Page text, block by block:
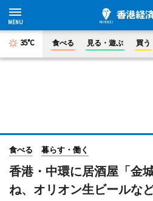
35°C 食べる 見る・遊ぶ 買う
食べる 暮らす・働く
香港・中環に居酒屋「金
ね、オリオン生ビールな